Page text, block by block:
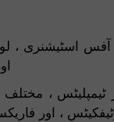
اسٹیشنری ،
، مختلف
، اور